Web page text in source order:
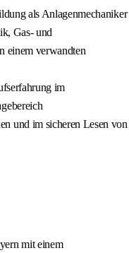
als Anlagenmechaniker
Gas- und
einem verwandten
im
und im sicheren Lesen von
mit einem